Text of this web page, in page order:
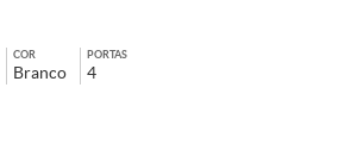
COR
Branco
PORTAS
4